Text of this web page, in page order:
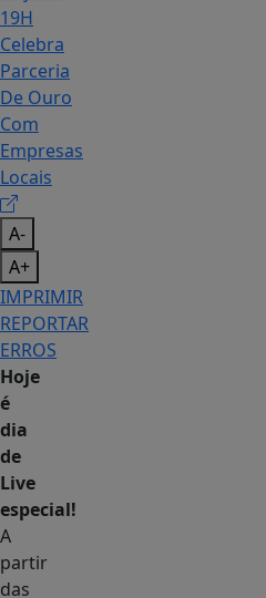
A-
A+
IMPRIMIR
REPORTAR
ERROS
Hoje
é
dia
de
Live
especial!
A
partir
das